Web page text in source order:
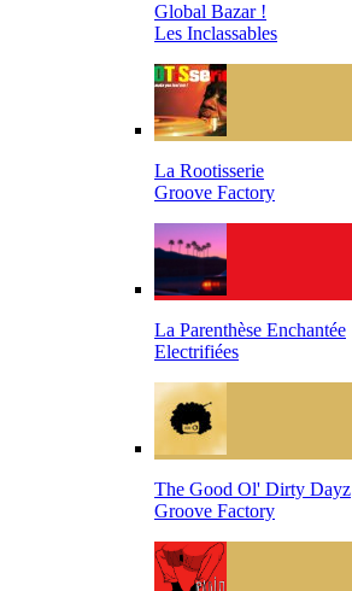
Global Bazar !
Les Inclassables
La Rootisserie
Groove Factory
La Parenthèse Enchantée
Electrifiées
The Good Ol' Dirty Dayz
Groove Factory